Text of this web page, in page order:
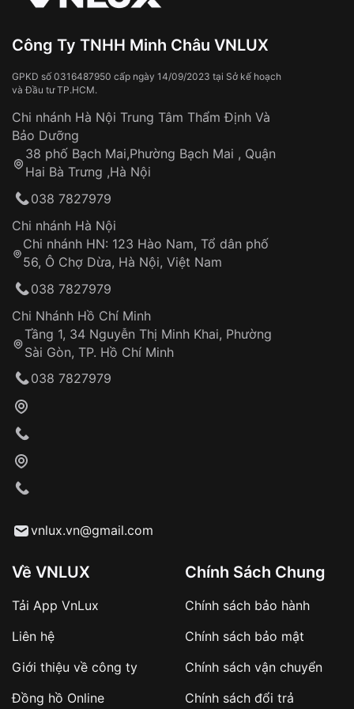
Thời gian vận chuyển trung bình: 3 – 5 ngày
làm việc
Áp dụng cho tất cả tỉnh thành trên toàn quốc
Thời gian tính từ khi xác nhận đơn hàng thành
công
Hotline: 0585 215 215
Từ khóa SEO:
Khách hàng kiểm tra và thanh toán trực tiếp
Từ khóa SEO:
sản phẩm đặc biệt
hàng
Số tiền còn lại thanh toán khi nhận hàng hoặc
Đeo đồng hồ khi tắm nước nóng, xông
Đồng hồ bị hư hỏng do:
Tai nạn hoặc tác động từ bên ngoài
Hao mòn tự nhiên theo thời gian:
Dây đeo
Sản phẩm đã bị:
Tự ý sửa chữa
thống VNLUX
Đảm bảo quyền lợi khách hàng
Đồng hành cùng khách hàng trong suốt quá
trình sử dụng
Công Ty TNHH Minh Châu VNLUX
GPKD số 0316487950 cấp ngày 14/09/2023 tại Sở kế hoạch
và Đầu tư TP.HCM.
Chi nhánh Hà Nội Trung Tâm Thẩm Định Và
Bảo Dưỡng
38 phố Bạch Mai,Phường Bạch Mai , Quận
Hai Bà Trưng ,Hà Nội
038 7827979
Chi nhánh Hà Nội
Chi nhánh HN: 123 Hào Nam, Tổ dân phố
56, Ô Chợ Dừa, Hà Nội, Việt Nam
038 7827979
Chi Nhánh Hồ Chí Minh
Tầng 1, 34 Nguyễn Thị Minh Khai, Phường
Sài Gòn, TP. Hồ Chí Minh
038 7827979
vnlux.vn@gmail.com
Về VNLUX
Tải App VnLux
Liên hệ
Giới thiệu về công ty
Đồng hồ Online
Chính Sách Chung
Chính sách bảo hành
Chính sách bảo mật
Chính sách vận chuyển
Chính sách đổi trả